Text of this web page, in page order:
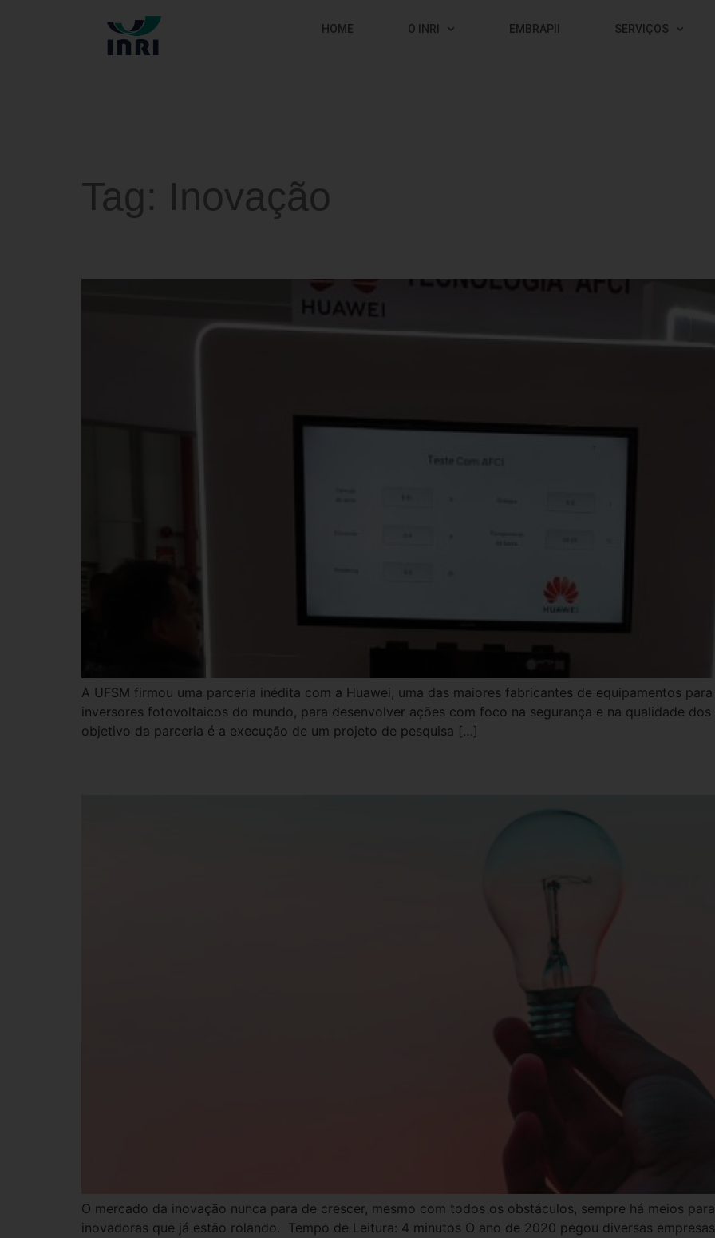
HOME O INRI EMBRAPII SERVIÇOS
Tag: Inovação
A UFSM firmou uma parceria inédita com a Huawei, uma das maiores fabricantes de equipamentos
inversores fotovoltaicos do mundo, para desenvolver ações com foco na segurança e na qualidade
objetivo da parceria é a execução de um projeto de pesquisa […]
O mercado da inovação nunca para de crescer, mesmo com todos os obstáculos, sempre há meios
inovadoras que já estão rolando. Tempo de Leitura: 4 minutos O ano de 2020 pegou diversas